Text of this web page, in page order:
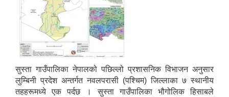
सुस्ता गाउँपालिका नेपालको पछिल्लो प्रशासनिक विभाजन अनुसार
लुम्बिनी प्रदेश अन्तर्गत नवलपरासी (पश्चिम) जिल्लाका ७ स्थानीय
तहहरूमध्ये एक पर्दछ । सुस्ता गाउँपालिका भौगोलिक हिसाबले